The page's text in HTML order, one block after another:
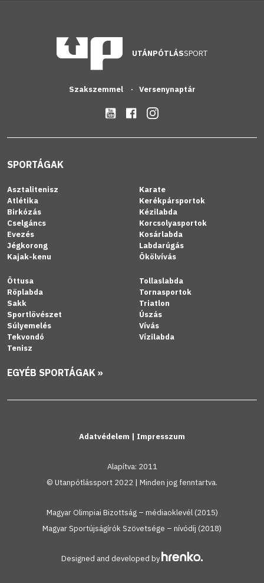
UTÁNPÓTLÁSSPORT
Szakszemmel Versenynaptár
SPORTÁGAK
Asztalitenisz
Atlétika
Birkózás
Cselgáncs
Evezés
Jégkorong
Kajak-kenu
Karate
Kerékpársportok
Kézilabda
Korcsolyasportok
Kosárlabda
Labdarúgás
Ökölvívás
Öttusa
Röplabda
Sakk
Sportlövészet
Súlyemelés
Tekvondó
Tenisz
Tollaslabda
Tornasportok
Triatlon
Úszás
Vívás
Vízilabda
EGYÉB SPORTÁGAK »
Adatvédelem | Impresszum
Alapítva: 2011
© Utanpótlássport 2022 | Minden jog fenntartva.
Magyar Olimpiai Bizottság – médiaoklevél (2015)
Magyar Sportújságírók Szövetsége – nívódíj (2018)
Designed and developed by